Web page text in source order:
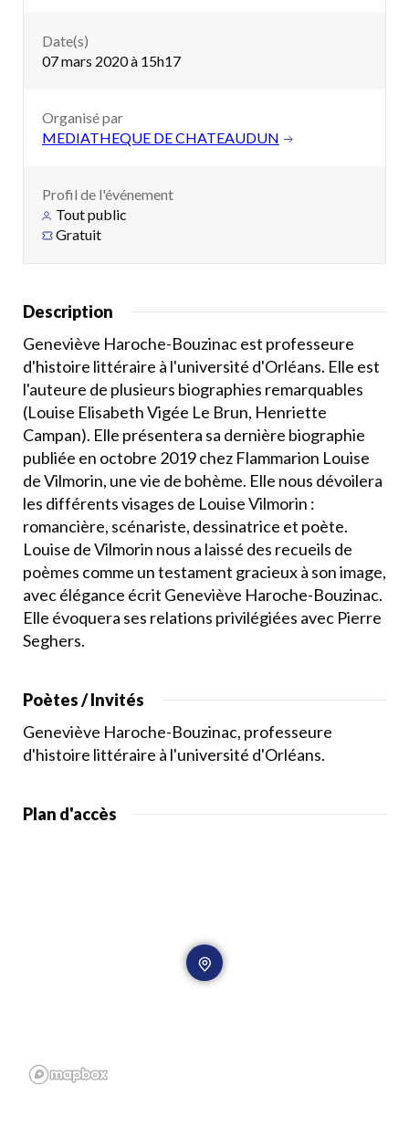
Date(s)
07 mars 2020 à 15h17
Organisé par
MEDIATHEQUE DE CHATEAUDUN
Profil de l'événement
Tout public
Gratuit
Description
Geneviève Haroche-Bouzinac est professeure
d'histoire littéraire à l'université d'Orléans. Elle est
l'auteure de plusieurs biographies remarquables
(Louise Elisabeth Vigée Le Brun, Henriette
Campan). Elle présentera sa dernière biographie
publiée en octobre 2019 chez Flammarion Louise
de Vilmorin, une vie de bohème. Elle nous dévoilera
les différents visages de Louise Vilmorin :
romancière, scénariste, dessinatrice et poète.
Louise de Vilmorin nous a laissé des recueils de
poèmes comme un testament gracieux à son image,
avec élégance écrit Geneviève Haroche-Bouzinac.
Elle évoquera ses relations privilégiées avec Pierre
Seghers.
Poètes / Invités
Geneviève Haroche-Bouzinac, professeure
d'histoire littéraire à l'université d'Orléans.
Plan d'accès